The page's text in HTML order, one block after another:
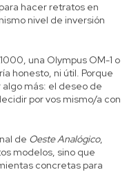
hacer retratos en
nivel de inversión
una Olympus OM-1 o
honesto, ni útil. Porque
más: el deseo de
por vos mismo/a con
de Oeste Analógico,
modelos, sino que
concretas para